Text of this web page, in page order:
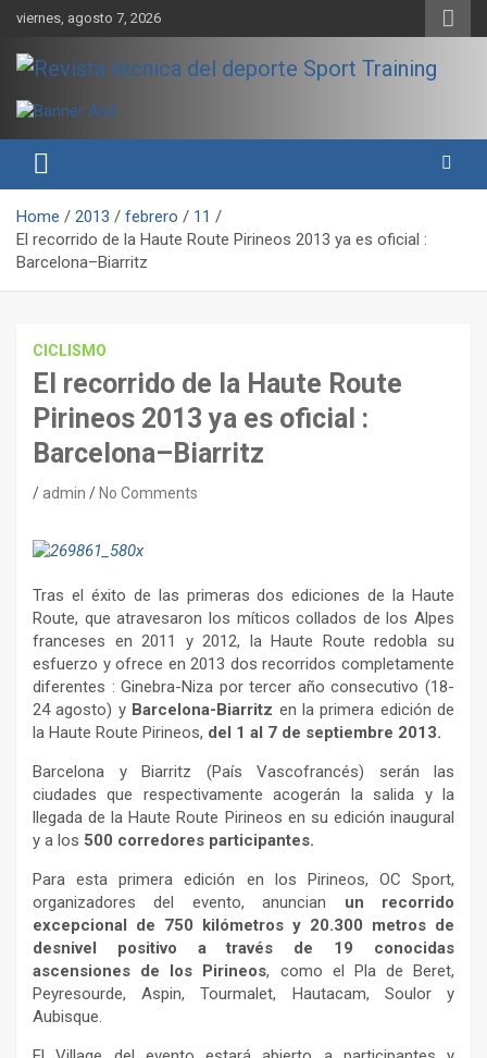
Skip
content
viernes, agosto 7, 2026
Revista técnica del deporte
Sport Training
rendimiento, nutrición y entrenamiento.
Home 2013 febrero
11
El recorrido de la Haute Route Pirineos 2013 ya es oficial :
Barcelona–Biarritz
CICLISMO
El recorrido de la Haute Route
Pirineos 2013 ya es oficial :
Barcelona–Biarritz
admin No Comments
Tras el éxito de las primeras dos ediciones de la Haute
Route, que atravesaron los míticos collados de los Alpes
franceses en 2011 y 2012, la Haute Route redobla su
esfuerzo y ofrece en 2013 dos recorridos completamente
diferentes : Ginebra-Niza por tercer año consecutivo (18-
24 agosto) y Barcelona-Biarritz en la primera edición de
la Haute Route Pirineos, del 1 al 7 de septiembre 2013.
Barcelona y Biarritz (País Vascofrancés) serán las
ciudades que respectivamente acogerán la salida y la
llegada de la Haute Route Pirineos en su edición inaugural
y a los 500 corredores participantes.
Para esta primera edición en los Pirineos, OC Sport,
organizadores del evento, anuncian un recorrido
excepcional de 750 kilómetros y 20.300 metros de
desnivel positivo a través de 19 conocidas
ascensiones de los Pirineos, como el Pla de Beret,
Peyresourde, Aspin, Tourmalet, Hautacam, Soulor y
Aubisque.